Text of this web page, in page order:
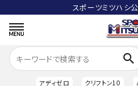
スポーツミツハシ
search
アディゼロ クリフトン10